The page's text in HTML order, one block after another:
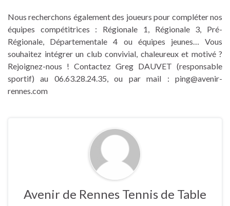
Nous recherchons également des joueurs pour compléter nos
équipes compétitrices : Régionale 1, Régionale 3, Pré-
Régionale, Départementale 4 ou équipes jeunes… Vous
souhaitez intégrer un club convivial, chaleureux et motivé ?
Rejoignez-nous ! Contactez Greg DAUVET (responsable
sportif) au 06.63.28.24.35, ou par mail : ping@avenir-
rennes.com
Avenir de Rennes Tennis de Table